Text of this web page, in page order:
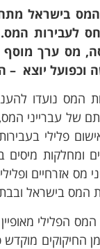
המס בישראל
לעבירות
מס ערך מוסף
וכפועל יוצא –
המס נועדו
של עברייני
פלילי
ומחלקות מיסים
מס אזרחיים
המס בישראל
המס הפלילי
החיקוקים מוקדש